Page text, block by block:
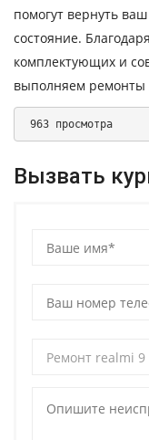
помогут вернуть ваш
состояние.
комплектующих и
выполняем ремонты
963 просмотра
Вызвать